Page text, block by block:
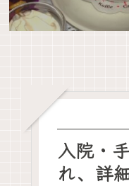
入院・
れ、詳